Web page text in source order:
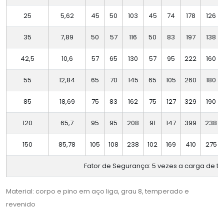
25 5,62 45 50 103 45 74 178 126
35 7,89 50 57 116 50 83 197 138
42,5 10,6 57 65 130 57 95 222 160
55 12,84 65 70 145 65 105 260 180
85 18,69 75 83 162 75 127 329 190
120 65,7 95 95 208 91 147 399 238
150 85,78 105 108 238 102 169 410 275
Fator de Segurança: 5 vezes a carga de
Material: corpo e pino em aço liga, grau 8, temperado e
revenido